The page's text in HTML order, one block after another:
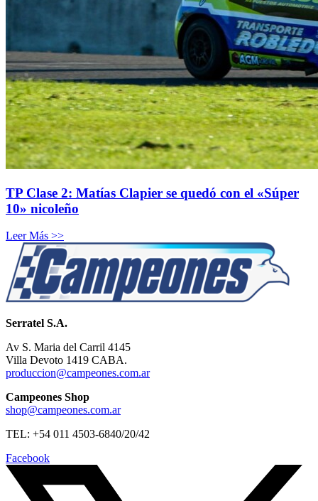
TP Clase 2: Matías Clapier se quedó con el «Súper
10» nicoleño
Leer Más >>
Serratel S.A.
Av S. Maria del Carril 4145
Villa Devoto 1419 CABA.
produccion@campeones.com.ar
Campeones Shop
shop@campeones.com.ar
TEL: +54 011 4503-6840/20/42
Facebook